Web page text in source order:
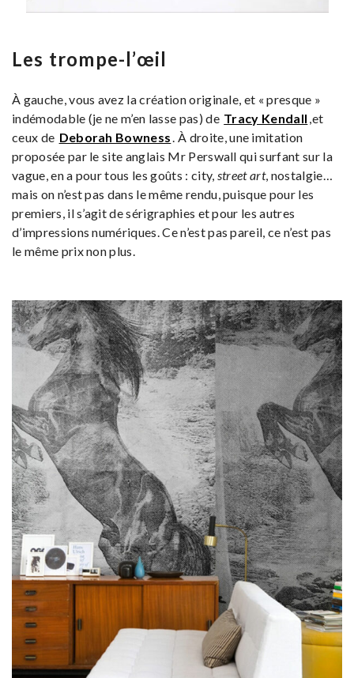
Les trompe-l’œil
À gauche, vous avez la création originale, et « presque »
indémodable (je ne m’en lasse pas) de Tracy Kendall ,et
ceux de Deborah Bowness. À droite, une imitation
proposée par le site anglais Mr Perswall qui surfant sur la
vague, en a pour tous les goûts : city, street art, nostalgie…
mais on n’est pas dans le même rendu, puisque pour les
premiers, il s’agit de sérigraphies et pour les autres
d’impressions numériques. Ce n’est pas pareil, ce n’est pas
le même prix non plus.